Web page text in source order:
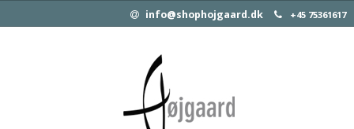
info@shophojgaard.dk +45 75361617